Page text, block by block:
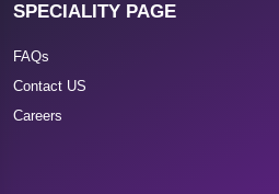
SPECIALITY PAGE
FAQs
Contact US
Careers